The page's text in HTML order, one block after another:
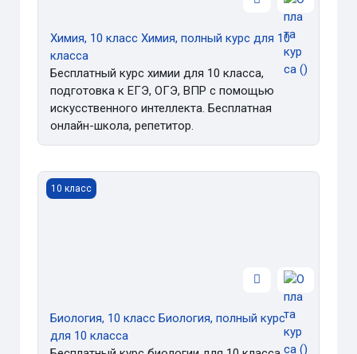
Химия, 10 класс Химия, полный курс для 10
класса
Бесплатный курс химии для 10 класса,
подготовка к ЕГЭ, ОГЭ, ВПР с помощью
искусственного интеллекта. Бесплатная
онлайн-школа, репетитор.
Биология, 10 класс Биология, полный курс для 10
10 класс
Биология, 10 класс Биология, полный курс
для 10 класса